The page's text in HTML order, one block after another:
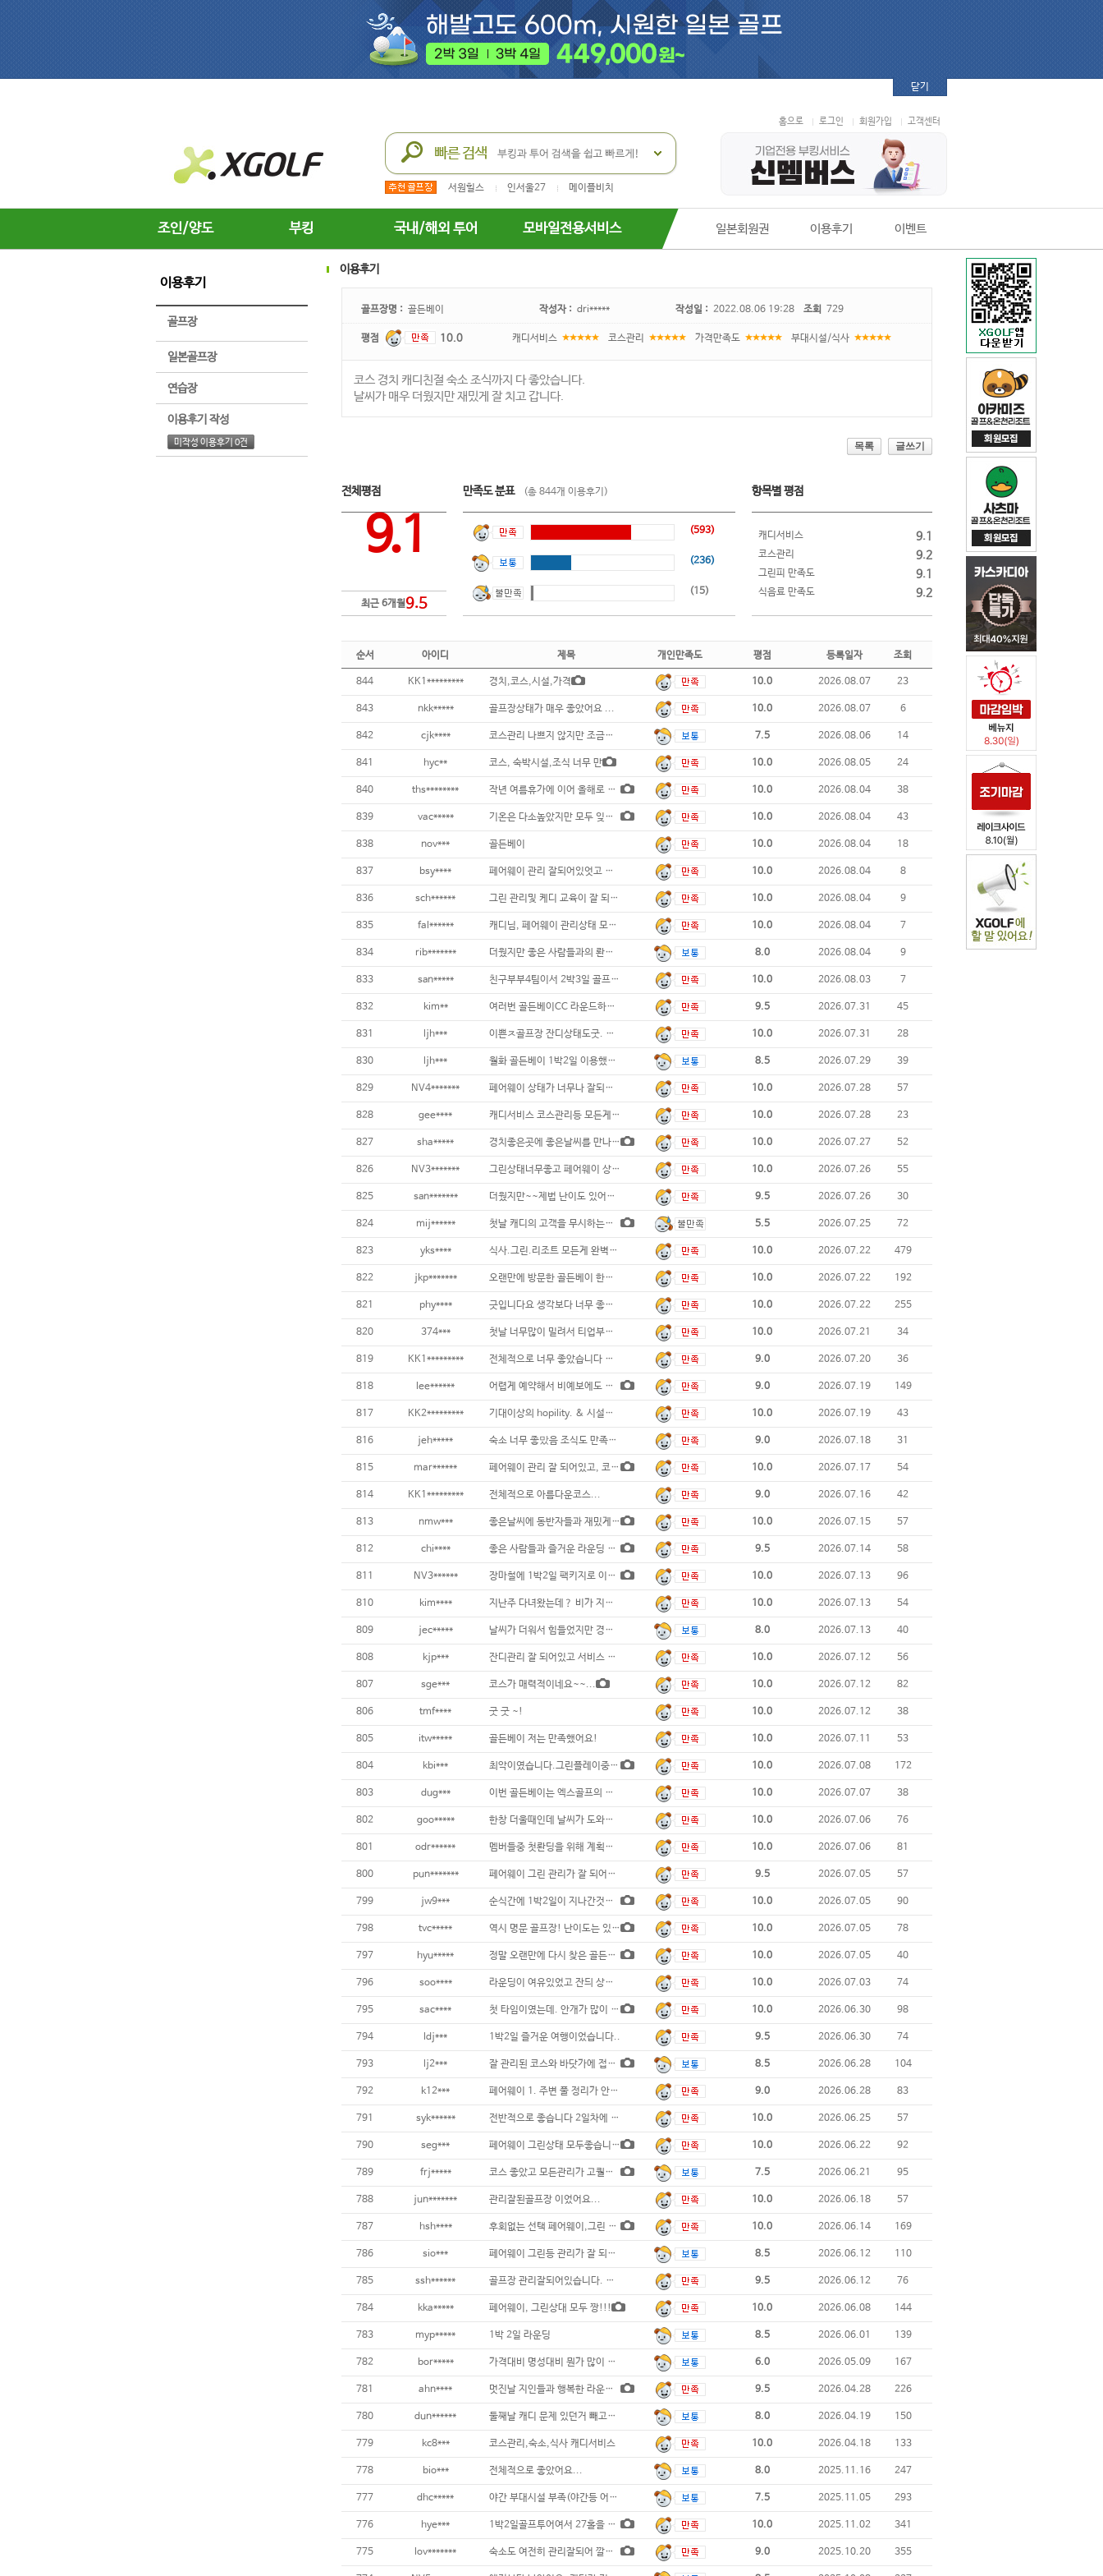
닫기
서원힐스 인서울27 메이플비치
홈으로 로그인 회원가입 고객센터
조인/양도 부킹 국내/해외 투어 모바일전용서비스 일본회원권 이용후기 이벤트
이용후기
골프장
일본골프장
연습장
이용후기 작성
미작성 이용후기 0건
이용후기
골프장명 : 골든베이 작성자 : dri***** 작성일 : 2022.08.06 19:28 조회 729
평점 10.0 캐디서비스 코스관리 가격만족도 부대시설/식사
코스 경치 캐디친절 숙소 조식까지 다 좋았습니다.
날씨가 매우 더웠지만 재밌게 잘 치고 갑니다.
목록 글쓰기
전체평점
9.1
최근 6개월9.5
만족도 분표 (총 844개 이용후기)
(593)
(236)
(15)
항목별 평점
캐디서비스 9.1
코스관리 9.2
그린피 만족도 9.1
식음료 만족도 9.2
순서 아이디 제목 개인만족도 평점 등록일자 조회
844 KK1********* 경치,코스,시설,가격 10.0 2026.08.07 23
843 nkk***** 골프장상태가 매우 좋았어요 ... 10.0 2026.08.07 6
842 cjk**** 코스관리 나쁘지 않지만 조금좁은 느낌이 들 7.5 2026.08.06 14
841 hyc** 코스, 숙박시설,조식 너무 만 10.0 2026.08.05 24
840 ths******** 작년 여름휴가에 이어 올해로 2번째 방문했 10.0 2026.08.04 38
839 vac***** 기온은 다소높았지만 모두 잊을만큼 페어웨이와 10.0 2026.08.04 43
838 nov*** 골든베이 10.0 2026.08.04 18
837 bsy**** 페어웨이 관리 잘되어있엇고 밸리 마운틴코스 10.0 2026.08.04 8
836 sch****** 그린 관리및 케디 교육이 잘 되어있어서 10.0 2026.08.04 9
835 fal****** 캐디님, 페어웨이 관리상태 모두 대만 10.0 2026.08.04 7
834 rib******* 더웠지만 좋은 사람들과의 롼딩이었어요 8.0 2026.08.04 9
833 san***** 친구부부4팀이서 2박3일 골프여행은 좋 10.0 2026.08.03 7
832 kim** 여러번 골든베이CC 라운드하였지만 페어웨이& 9.5 2026.07.31 45
831 ljh*** 이쁜ㅈ골프장 잔디상태도굿. 그린에 디봇수리는 10.0 2026.07.31 28
830 ljh*** 월화 골든베이 1박2일 이용했어요. 덥고습했 8.5 2026.07.29 39
829 NV4******* 페어웨이 상태가 너무나 잘되있스니다 뷰도 정 10.0 2026.07.28 57
828 gee**** 캐디서비스 코스관리등 모든게 상위입니다. 10.0 2026.07.28 23
827 sha***** 경치좋은곳에 좋은날씨를 만나 내 점수 빼고 10.0 2026.07.27 52
826 NV3******* 그린상태너무좋고 페어웨이 상태좋고 캐디분 10.0 2026.07.26 55
825 san******* 더웠지만~~제법 난이도 있어서 동반자들 만족 9.5 2026.07.26 30
824 mij****** 첫날 캐디의 고객을 무시하는듯한 말투 때문에 5.5 2026.07.25 72
823 yks**** 식사.그린.리조트 모든게 완벽했어요... 10.0 2026.07.22 479
822 jkp******* 오랜만에 방문한 골든베이 한화가 넘긴 후 10.0 2026.07.22 192
821 phy**** 긋입니다요 생각보다 너무 좋아서 더 좋았던거 10.0 2026.07.22 255
820 374*** 첫날 너무많이 밀려서 티업부터 마치는데까지 10.0 2026.07.21 34
819 KK1********* 전체적으로 너무 좋았습니다 네번쩨 패키지 방 9.0 2026.07.20 36
818 lee****** 어렵게 예약해서 비예보에도 불구하고 강행했는 9.0 2026.07.19 149
817 KK2********* 기대이상의 hopility. & 시설들 넘 10.0 2026.07.19 43
816 jeh***** 숙소 너무 좋맜음 조식도 만족도 좋음 1 9.0 2026.07.18 31
815 mar****** 페어웨이 관리 잘 되어있고, 코스 재 10.0 2026.07.17 54
814 KK1********* 전체적으로 아름다운코스... 9.0 2026.07.16 42
813 nmw*** 좋은날씨에 동반자들과 재밌게치고왔습니다 골 10.0 2026.07.15 57
812 chi**** 좋은 사람들과 즐거운 라운딩 다녀왔습니다. 9.5 2026.07.14 58
811 NV3****** 장마철에 1박2일 팩키지로 이용했습니다. 이 10.0 2026.07.13 96
810 kim**** 지난주 다녀왔는데？ 비가 지나가는 시점에서 10.0 2026.07.13 54
809 jec***** 날씨가 더워서 힘들었지만 경치도 좋고 숙소도 8.0 2026.07.13 40
808 kjp*** 잔디관리 잘 되어있고 서비스 좋음... 10.0 2026.07.12 56
807 sge*** 코스가 매력적이네요~~... 10.0 2026.07.12 82
806 tmf**** 굿 굿 ~! 10.0 2026.07.12 38
805 itw***** 골든베이 저는 만족했어요! 10.0 2026.07.11 53
804 kbi*** 최악이였습니다.그린플레이중. 코스에 스프링쿨 10.0 2026.07.08 172
803 dug*** 이번 골든베이는 엑스골프의 신속하고 친절한 10.0 2026.07.07 38
802 goo***** 한창 더울때인데 날씨가 도와줘서 너무 시원하 10.0 2026.07.06 76
801 odr****** 멤버들중 첫롼딩을 위해 계획한 골든베이 1박 10.0 2026.07.06 81
800 pun******* 페어웨이 그린 관리가 잘 되어있고 9.5 2026.07.05 57
799 jw9*** 순식간에 1박2일이 지나간것같네요 첫날 오션 10.0 2026.07.05 90
798 tvc***** 역시 명문 골프장! 난이도는 있지만 관리 10.0 2026.07.05 78
797 hyu***** 정말 오랜만에 다시 찾은 골든베이마지막 기억 10.0 2026.07.05 40
796 soo**** 라운딩이 여유있었고 잔듸 상태등도 좋았음.. 10.0 2026.07.03 74
795 sac**** 첫 타임이였는데. 안개가 많이 껴서 조금 불 10.0 2026.06.30 98
794 ldj*** 1박2일 즐거운 여행이었습니다.. 9.5 2026.06.30 74
793 lj2*** 잘 관리된 코스와 바닷가에 접한 풍광에 즐거 8.5 2026.06.28 104
792 k12*** 페어웨이 1. 주변 풀 정리가 안되어 있 9.0 2026.06.28 83
791 syk****** 전반적으로 좋습니다 2일차에 우천으로 못 10.0 2026.06.25 57
790 seg*** 페어웨이 그린상태 모두좋습니다 숙소또한만족 10.0 2026.06.22 92
789 frj***** 코스 좋았고 모든관리가 고퀄이였어요. 다만 7.5 2026.06.21 95
788 jun******* 관리잘된골프장 이었어요... 10.0 2026.06.18 57
787 hsh**** 후회없는 선택 페어웨이,그린 최상 10.0 2026.06.14 169
786 sio*** 페어웨이 그린등 관리가 잘 되어있으며 경관이 8.5 2026.06.12 110
785 ssh****** 골프장 관리잘되어있습니다. 그린상태도 좋습 9.5 2026.06.12 76
784 kka***** 페어웨이, 그린상대 모두 짱!!! 10.0 2026.06.08 144
783 myp***** 1박 2일 라운딩 8.5 2026.06.01 139
782 bor***** 가격대비 명성대비 뭔가 많이 부족한 골프장 6.0 2026.05.09 167
781 ahn**** 멋진날 지인들과 행복한 라운딩 이었습니다. 9.5 2026.04.28 226
780 dun****** 둘째날 캐디 문제 있던거 빼고는 전체적으로 8.0 2026.04.19 150
779 kc8*** 코스관리,숙소,식사 캐디서비스 10.0 2026.04.18 133
778 bio*** 전체적으로 좋았어요... 8.0 2025.11.16 247
777 dhc***** 야간 부대시설 부족(야간등 어둠) 단가는 7.5 2025.11.05 293
776 hye*** 1박2일골프투어여서 27홀을 다돌아보았습니 10.0 2025.11.02 341
775 lov******* 숙소도 여전히 관리잘되어 깔끔 골프 진행도 9.0 2025.10.20 355